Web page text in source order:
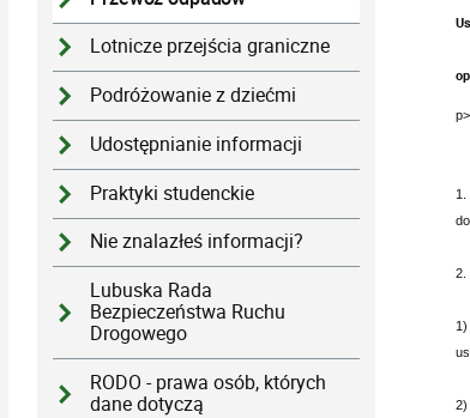
Lotnicze przejścia graniczne
Podróżowanie z dziećmi
Udostępnianie informacji
Praktyki studenckie
Nie znalazłeś informacji?
Lubuska Rada
Bezpieczeństwa Ruchu
Drogowego
RODO - prawa osób, których
dane dotyczą
1.
2.
2)